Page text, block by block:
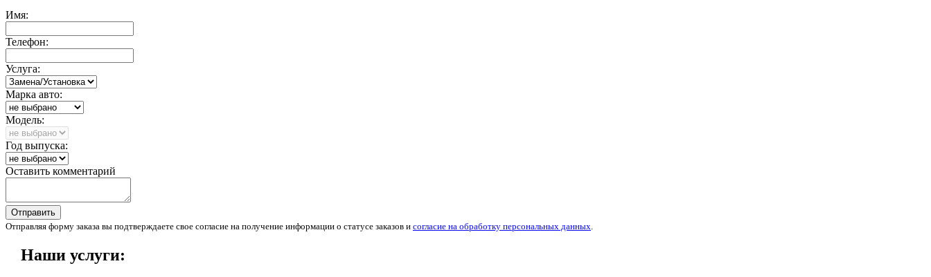
Имя:
Телефон:
Услуга:
Марка авто:
Модель:
Год выпуска:
Оставить комментарий
Отправить
Отправляя форму заказа вы подтверждаете свое согласие на получение информации о статусе заказов и согласие на обработку персональных данных
Наши услуги: